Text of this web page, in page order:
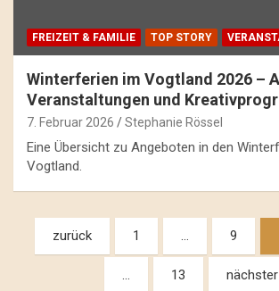
FREIZEIT & FAMILIE TOP STORY
Winterferien im Vogtland 2026 –
Veranstaltungen und
7. Februar 2026 Stephanie Rössel
Eine Übersicht zu Angeboten in den
Vogtland.
Beitragsnavigation
zurück 1 … 9
… 13 nächster